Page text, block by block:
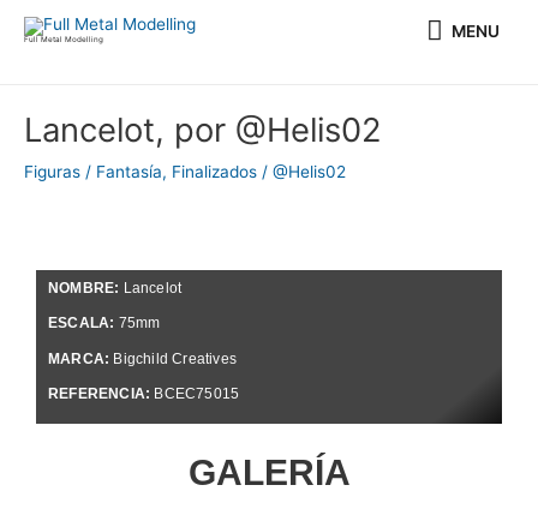
Full Metal Modelling MENU
MENU
Lancelot, por @Helis02
Figuras / Fantasía, Finalizados / @Helis02
NOMBRE: Lancelot
ESCALA: 75mm
MARCA: Bigchild Creatives
REFERENCIA: BCEC75015
GALERÍA